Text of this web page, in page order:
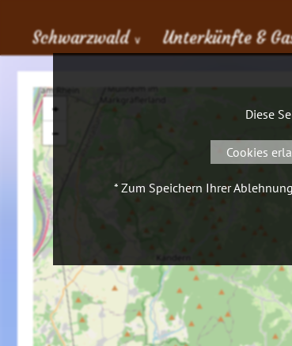
Schwarzwald ∨ Unterkünfte &
+
−
Diese
Cookies
* Zum Speichern Ihrer